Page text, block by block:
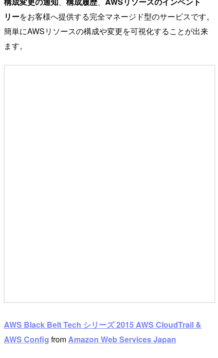
リーをお客様へ提供する完全マネージド型のサービスです。
簡単にAWSリソースの構成や変更を可視化することが出来
ます。
AWS Black Belt Tech シリーズ 2015 AWS CloudTrail &
AWS Config fromAmazon Web Services Japan